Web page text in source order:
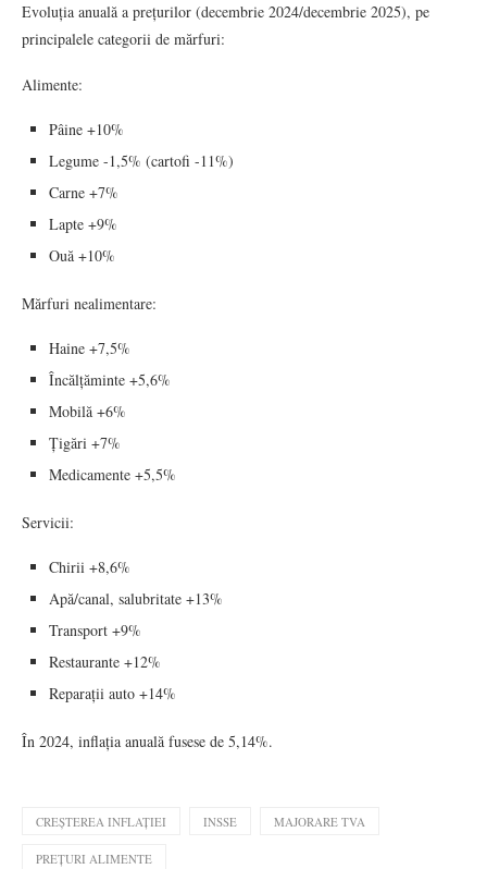
Evoluția anuală a prețurilor (decembrie 2024/decembrie 2025), pe
principalele categorii de mărfuri:
Alimente:
Pâine +10%
Legume -1,5% (cartofi -11%)
Carne +7%
Lapte +9%
Ouă +10%
Mărfuri nealimentare:
Haine +7,5%
Încălțăminte +5,6%
Mobilă +6%
Țigări +7%
Medicamente +5,5%
Servicii:
Chirii +8,6%
Apă/canal, salubritate +13%
Transport +9%
Restaurante +12%
Reparații auto +14%
În 2024, inflația anuală fusese de 5,14%.
CREȘTEREA INFLAȚIEI INSSE MAJORARE TVA
PREȚURI ALIMENTE